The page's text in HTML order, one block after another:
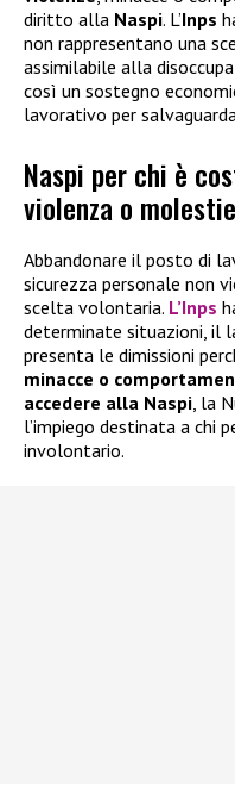
diritto alla Naspi. L’Inps
non rappresentano una
assimilabile alla
così un sostegno
lavorativo per
Naspi per chi è
violenza o
Abbandonare il posto di
sicurezza personale non
scelta volontaria. L’Inps
determinate situazioni, il
presenta le dimissioni
minacce o
accedere alla Naspi , la
l’impiego destinata a chi
involontario.